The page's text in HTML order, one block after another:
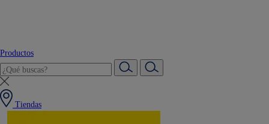
Productos
Tiendas